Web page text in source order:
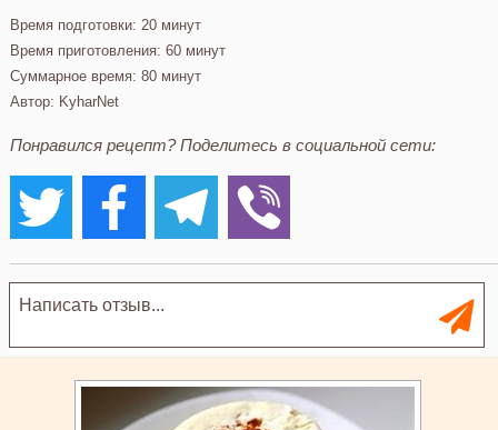
Время подготовки: 20 минут
Время приготовления: 60 минут
Суммарное время: 80 минут
Автор: KyharNet
Понравился рецепт? Поделитесь в социальной сети: